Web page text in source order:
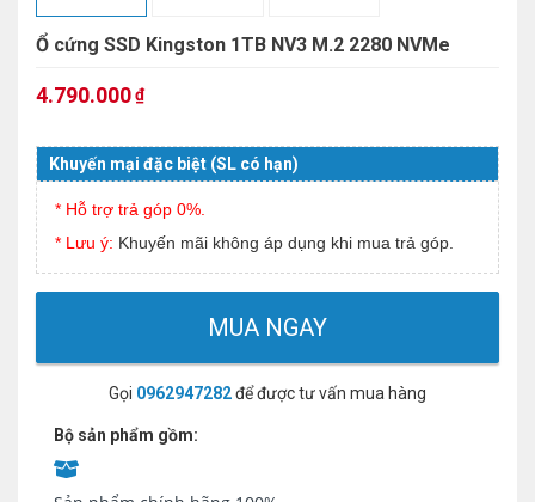
Ổ cứng SSD Kingston 1TB NV3 M.2 2280 NVMe
4.790.000₫
Khuyến mại đặc biệt (SL có hạn)
* Hỗ trợ trả góp 0%.
* Lưu ý: Khuyến mãi không áp dụng khi mua trả góp.
MUA NGAY
Gọi 0962947282để được tư vấn mua hàng
Bộ sản phẩm gồm: